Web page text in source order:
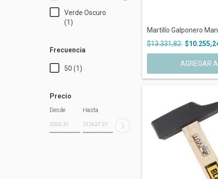
Verde Oscuro
(1)
Frecuencia
50 (1)
Precio
Desde Hasta
Martillo Galponero
$13.331,82